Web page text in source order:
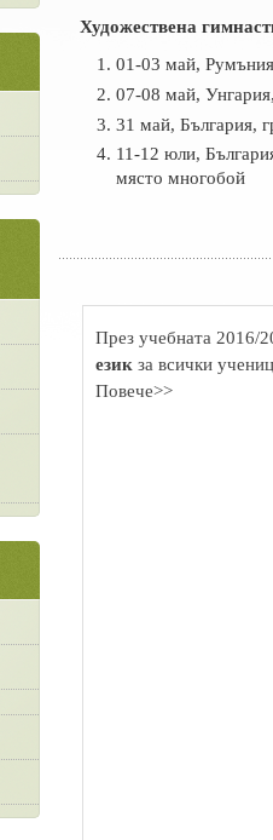
Художествена
01-03 май,
07-08 май,
31 май, България,
11-12 юли,
място многобой
През учебната 2016/
език за всички
Повече>>